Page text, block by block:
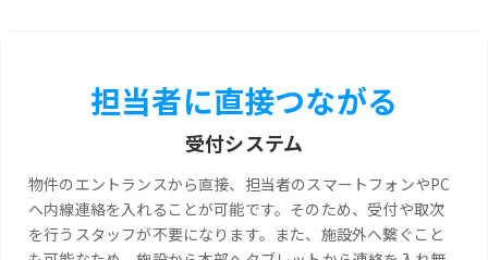
担当者に直接つながる
受付システム
物件のエントランスから直接、担当者のスマートフォンやPC
へ内線連絡を入れることが可能です。そのため、受付や取次
を行うスタッフが不要になります。また、施設外へ繋ぐこと